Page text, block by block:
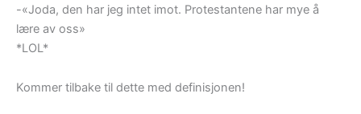
-«Joda, den har jeg intet imot. Protestantene har mye å
lære av oss»
*LOL*
Kommer tilbake til dette med definisjonen!